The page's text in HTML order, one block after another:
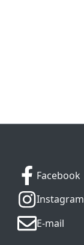
Facebook
Instagram
E-mail